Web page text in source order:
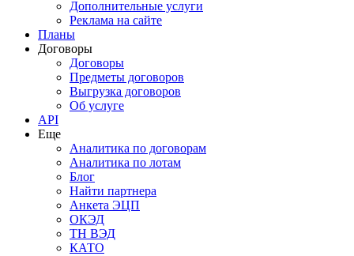
Дополнительные услуги
Реклама на сайте
Планы
Договоры
Договоры
Предметы договоров
Выгрузка договоров
Об услуге
API
Еще
Аналитика по договорам
Аналитика по лотам
Блог
Найти партнера
Анкета ЭЦП
ОКЭД
ТН ВЭД
КАТО